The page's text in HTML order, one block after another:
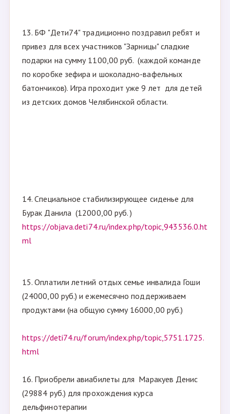
13. БФ "Дети74" традиционно поздравил ребят и
привез для всех участников "Зарницы" сладкие
подарки на сумму 1100,00 руб. (каждой команде
по коробке зефира и шоколадно-вафельных
батончиков). Игра проходит уже 9 лет для детей
из детских домов Челябинской области.
14. Специальное стабилизирующее сиденье для
Бурак Данила (12000,00 руб. )
https://objava.deti74.ru/index.php/topic,943536.0.ht
ml
15. Оплатили летний отдых семье инвалида Гоши
(24000,00 руб.) и ежемесячно поддерживаем
продуктами (на общую сумму 16000,00 руб.)
https://deti74.ru/forum/index.php/topic,5751.1725.
html
16. Приобрели авиабилеты для Маракуев Денис
(29884 руб.) для прохождения курса
дельфинотерапии